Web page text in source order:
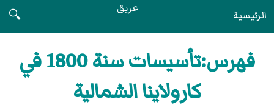
الرئيسية عريق
🔍
فهرس:تأسيسات سنة 1800 في
كارولاينا الشمالية